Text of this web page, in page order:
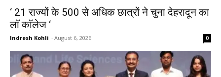
‘ 21 राज्यों के 500 से अधिक छात्रों ने चुना देहरादून का
लाॅ काॅलेज ‘
Indresh Kohli - August 6, 2026 0